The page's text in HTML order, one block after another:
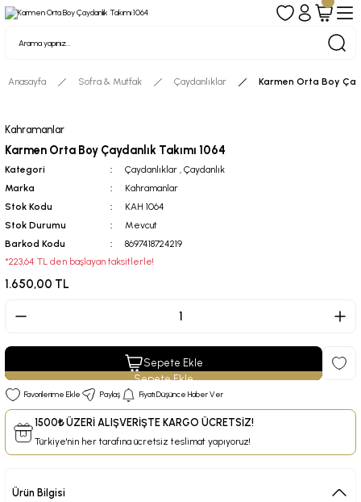
Anasayfa Sofra & Mutfak Çaydanlıklar Karmen Orta Boy
Kahramanlar
Karmen Orta Boy Çaydanlık Takımı 1064
Kategori Çaydanlıklar , Çaydanlık
Marka
Kahramanlar
Stok Kodu
KAH 1064
Stok Durumu
Mevcut
Barkod Kodu
8697418724219
*223,64 TL den başlayan taksitlerle!
1.650,00 TL
Sepete Ekle
Paylaş Fiyatı Düşünce Haber Ver
1500₺ ÜZERİ ALIŞVERİŞTE KARGO ÜCRETSİZ!
Türkiye'nin her tarafına ücretsiz teslimat yapıyoruz!
Ürün Bilgisi